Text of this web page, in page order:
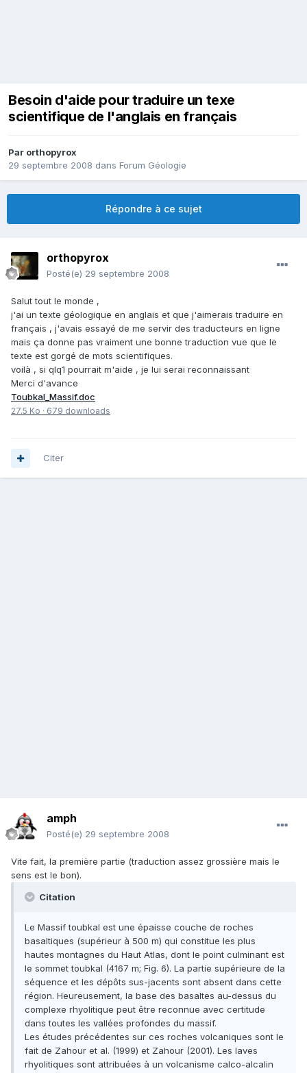
Besoin d'aide pour traduire un texe
scientifique de l'anglais en français
Par orthopyrox
29 septembre 2008 dans Forum Géologie
Répondre à ce sujet
orthopyrox
Posté(e) 29 septembre 2008
Salut tout le monde ,
j'ai un texte géologique en anglais et que j'aimerais traduire en
français , j'avais essayé de me servir des traducteurs en ligne
mais ça donne pas vraiment une bonne traduction vue que le
texte est gorgé de mots scientifiques.
voilà , si qlq1 pourrait m'aide , je lui serai reconnaissant
Merci d'avance
Toubkal_Massif.doc
27.5 Ko · 679 downloads
Citer
amph
Posté(e) 29 septembre 2008
Vite fait, la première partie (traduction assez grossière mais le
sens est le bon).
Citation
Le Massif toubkal est une épaisse couche de roches
basaltiques (supérieur à 500 m) qui constitue les plus
hautes montagnes du Haut Atlas, dont le point culminant est
le sommet toubkal (4167 m; Fig. 6). La partie supérieure de la
séquence et les dépôts sus-jacents sont absent dans cette
région. Heureusement, la base des basaltes au-dessus du
complexe rhyolitique peut être reconnue avec certitude
dans toutes les vallées profondes du massif.
Les études précédentes sur ces roches volcaniques sont le
fait de Zahour et al. (1999) et Zahour (2001). Les laves
rhyolitiques sont attribuées à un volcanisme calco-alcalin